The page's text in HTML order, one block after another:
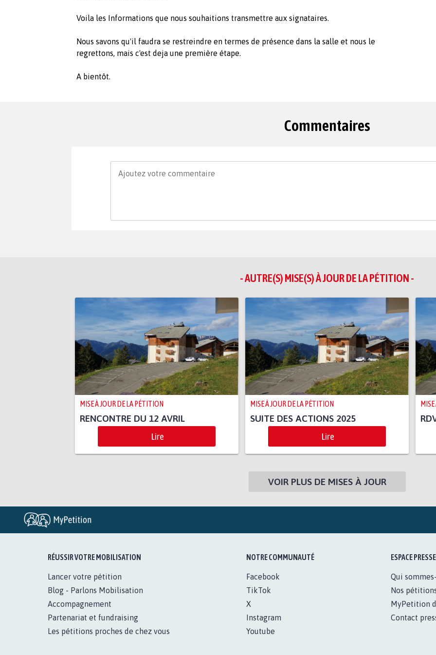
Voila les Informations que nous souhaitions transmettre aux signataires.
Nous savons qu'il faudra se restreindre en termes de présence dans la salle et nous le
regrettons, mais c'est deja une première étape.
A bientôt.
Commentaires
- AUTRE(S) MISE(S) À JOUR DE LA PÉTITION -
MISE À JOUR DE LA PÉTITION
RENCONTRE DU 12 AVRIL
Lire
MISE À JOUR DE LA PÉTITION
SUITE DES ACTIONS 2025
Lire
VOIR PLUS DE MISES À JOUR
RÉUSSIR VOTRE MOBILISATION
Lancer votre pétition
Blog - Parlons Mobilisation
Accompagnement
Partenariat et fundraising
Les pétitions proches de chez vous
NOTRE COMMUNAUTÉ
Facebook
TikTok
X
Instagram
Youtube
ESPACE PRESSE
Qui
Nos
MyPetition
Contact